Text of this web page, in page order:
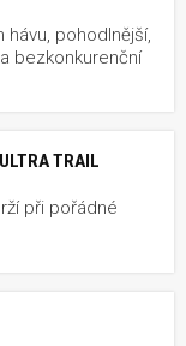
hávu, pohodlnější,
bezkonkurenční
TRAIL
při pořádné